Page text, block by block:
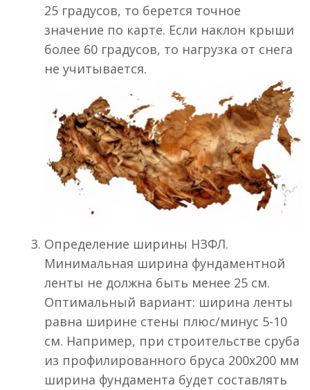
25 градусов, то берется точное
значение по карте. Если наклон крыши
более 60 градусов, то нагрузка от снега
не учитывается.
Определение ширины НЗФЛ.
Минимальная ширина фундаментной
ленты не должна быть менее 25 см.
Оптимальный вариант: ширина ленты
равна ширине стены плюс/минус 5-10
см. Например, при строительстве сруба
из профилированного бруса 200х200 мм
ширина фундамента будет составлять